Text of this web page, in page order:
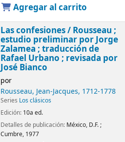
Agregar al carrito
Las confesiones / Rousseau ;
estudio preliminar por Jorge
Zalamea ; traducción de
Rafael Urbano ; revisada por
José Bianco
por
Rousseau, Jean-Jacques, 1712-1778
Series Los clásicos
Edición: 10a ed.
Detalles de publicación: México, D.F. ;
Cumbre, 1977